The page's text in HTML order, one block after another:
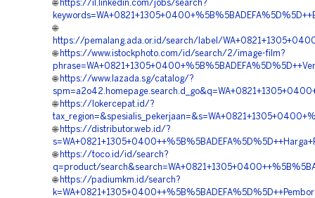
🌐 https://il.linkedin.com/jobs/search?
🌐
https://pemalang.ada.or.id/search/label/
🌐 https://www.istockphoto.com/id/search/2/image-film?
🌐 https://www.lazada.sg/catalog/?
🌐 https://lokercepat.id/?
🌐 https://distributor.web.id/?
🌐 https://toco.id/id/search?
q=product/
🌐 https://padiumkm.id/search?